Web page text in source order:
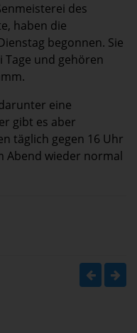
des
haben die
begonnen. Sie
Tage und gehören
eine
gibt es aber
täglich gegen 16 Uhr
Abend wieder normal